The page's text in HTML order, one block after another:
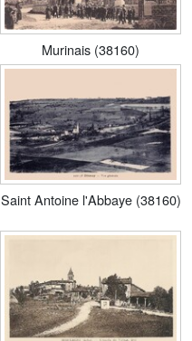
Murinais (38160)
Saint Antoine l'Abbaye (38160)